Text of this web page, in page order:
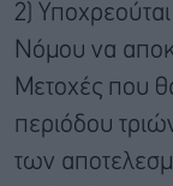
2)
Νόμου να
Μετοχές που
περιόδου
των